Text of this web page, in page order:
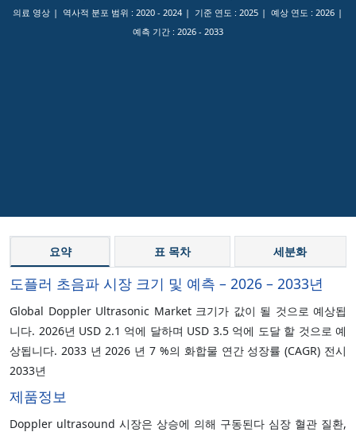
의료 영상
역사적 분포 범위 : 2020 - 2024 기준 연도 : 2025 예상 연도 : 2026
예측 기간 : 2026 - 2033
요약 표 목차 세분화
도플러 초음파 시장 크기 및 예측 – 2026 – 2033년
Global Doppler Ultrasonic Market 크기가 값이 될 것으로 예상됩
니다. 2026년 USD 2.1 억에 달하며 USD 3.5 억에 도달 할 것으로 예
상됩니다. 2033 년 2026 년 7 %의 화합물 연간 성장률 (CAGR) 전시
2033년
제품정보
Doppler ultrasound 시장은 상승에 의해 구동된다 심장 혈관 질환,